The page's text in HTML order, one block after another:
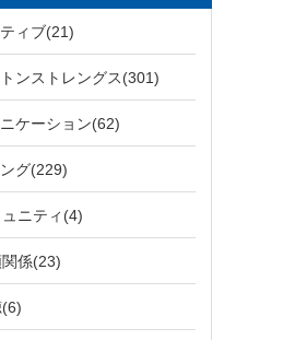
ィブ(21)
ンストレングス(301)
ケーション(62)
グ(229)
ニティ (4)
係(23)
(6)